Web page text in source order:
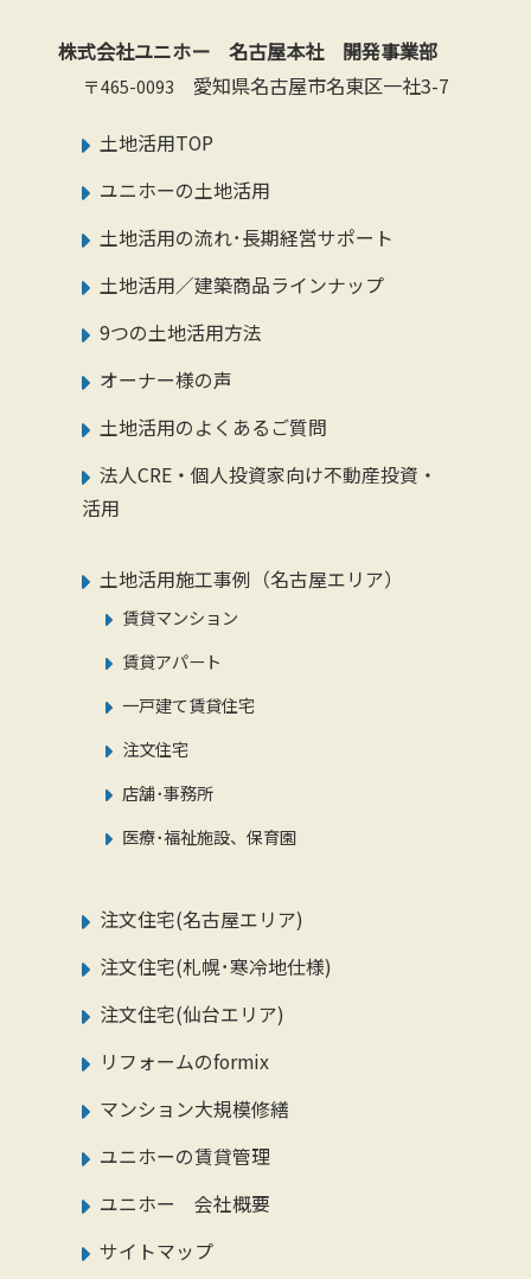
株式会社ユニホー 名古屋本社 開発事業部
〒465-0093 愛知県名古屋市名東区一社3-7
土地活用TOP
ユニホーの土地活用
土地活用の流れ･長期経営サポート
土地活用／建築商品ラインナップ
9つの土地活用方法
オーナー様の声
土地活用のよくあるご質問
法人CRE・個人投資家向け不動産投資・
活用
土地活用施工事例（名古屋エリア）
賃貸マンション
賃貸アパート
一戸建て賃貸住宅
注文住宅
店舗･事務所
医療･福祉施設、保育園
注文住宅(名古屋エリア)
注文住宅(札幌･寒冷地仕様)
注文住宅(仙台エリア)
リフォームのformix
マンション大規模修繕
ユニホーの賃貸管理
ユニホー 会社概要
サイトマップ